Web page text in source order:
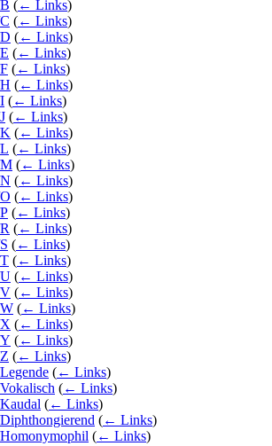
(← Links)
(← Links)
(← Links)
(← Links)
(← Links)
(← Links)
(← Links)
(← Links)
(← Links)
(← Links)
(← Links)
(← Links)
(← Links)
(← Links)
(← Links)
(← Links)
(← Links)
(← Links)
(← Links)
(← Links)
(← Links)
(← Links)
(← Links)
(← Links)
(← Links)
(← Links)
(← Links)
(← Links)